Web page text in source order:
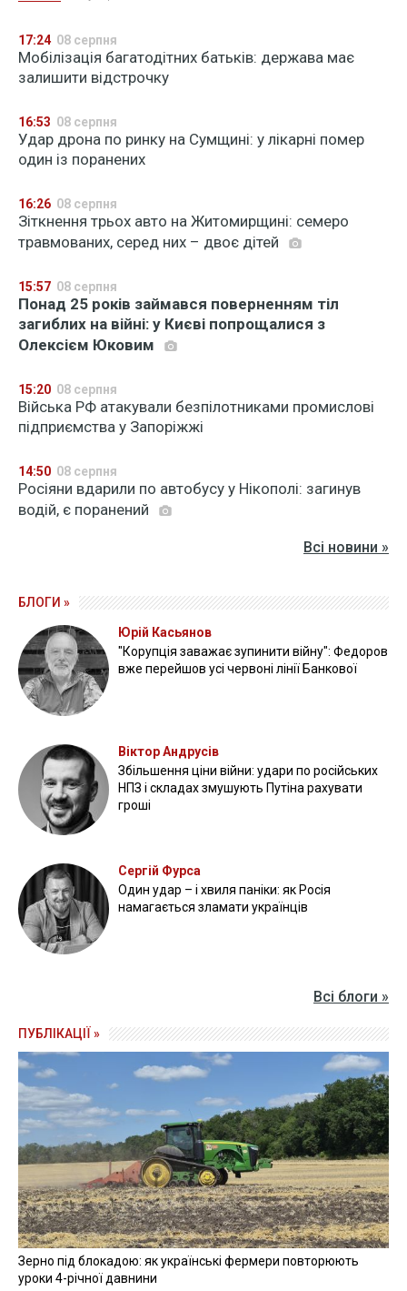
17:24 08 серпня
Мобілізація багатодітних батьків: держава має
залишити відстрочку
16:53 08 серпня
Удар дрона по ринку на Сумщині: у лікарні помер
один із поранених
16:26 08 серпня
Зіткнення трьох авто на Житомирщині: семеро
травмованих, серед них – двоє дітей
15:57 08 серпня
Понад 25 років займався поверненням тіл
загиблих на війні: у Києві попрощалися з
Олексієм Юковим
15:20 08 серпня
Війська РФ атакували безпілотниками промислові
підприємства у Запоріжжі
14:50 08 серпня
Росіяни вдарили по автобусу у Нікополі: загинув
водій, є поранений
Всі новини »
БЛОГИ »
Юрій Касьянов
"Корупція заважає зупинити війну": Федоров
вже перейшов усі червоні лінії Банкової
Віктор Андрусів
Збільшення ціни війни: удари по російських
НПЗ і складах змушують Путіна рахувати
гроші
Сергій Фурса
Один удар – і хвиля паніки: як Росія
намагається зламати українців
Всі блоги »
ПУБЛІКАЦІЇ »
Зерно під блокадою: як українські фермери повторюють
уроки 4-річної давнини